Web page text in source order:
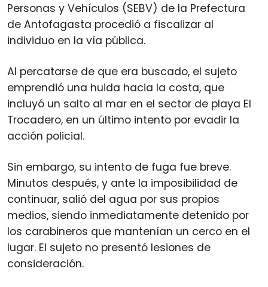
Personas y Vehículos (SEBV) de la Prefectura
de Antofagasta procedió a fiscalizar al
individuo en la vía pública.
Al percatarse de que era buscado, el sujeto
emprendió una huida hacia la costa, que
incluyó un salto al mar en el sector de playa El
Trocadero, en un último intento por evadir la
acción policial.
Sin embargo, su intento de fuga fue breve.
Minutos después, y ante la imposibilidad de
continuar, salió del agua por sus propios
medios, siendo inmediatamente detenido por
los carabineros que mantenían un cerco en el
lugar. El sujeto no presentó lesiones de
consideración.